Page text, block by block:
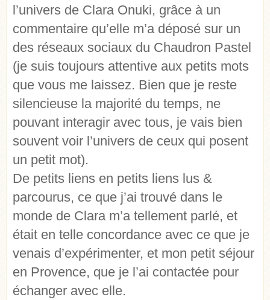
l’univers de Clara Onuki, grâce à un
commentaire qu’elle m’a déposé sur un
des réseaux sociaux du Chaudron Pastel
(je suis toujours attentive aux petits mots
que vous me laissez. Bien que je reste
silencieuse la majorité du temps, ne
pouvant interagir avec tous, je vais bien
souvent voir l’univers de ceux qui posent
un petit mot).
De petits liens en petits liens lus &
parcourus, ce que j’ai trouvé dans le
monde de Clara m’a tellement parlé, et
était en telle concordance avec ce que je
venais d’expérimenter, et mon petit séjour
en Provence, que je l’ai contactée pour
échanger avec elle.